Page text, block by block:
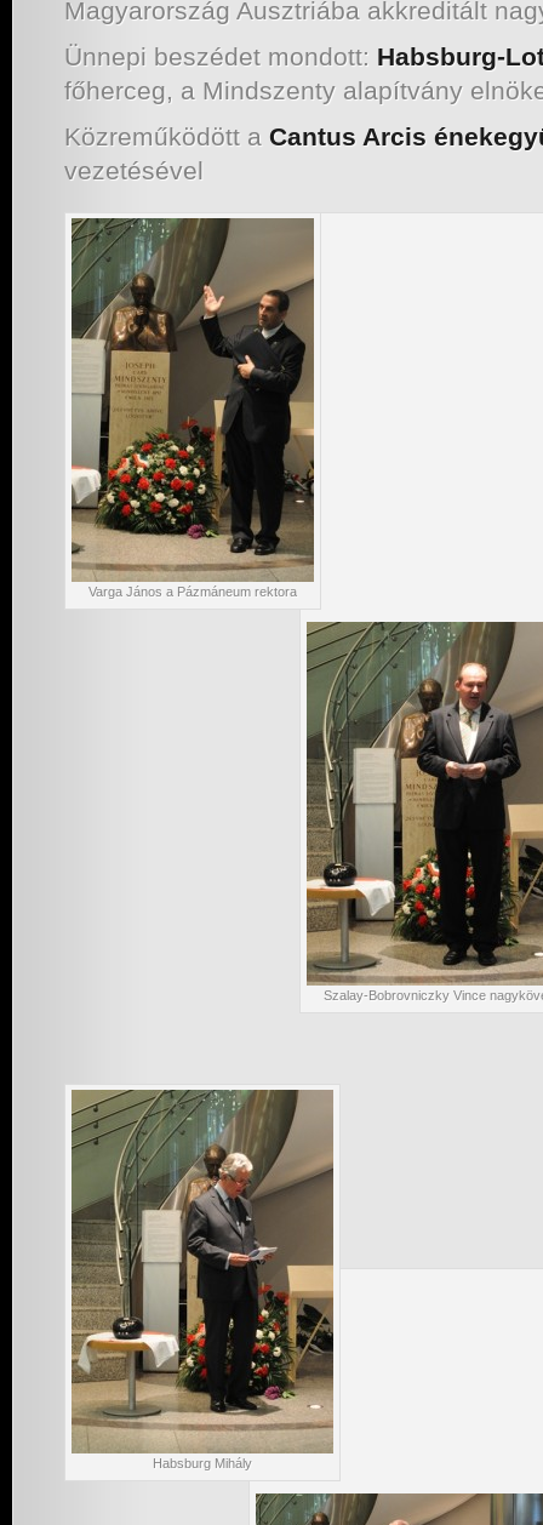
Magyarország Ausztriába akkreditált
Ünnepi beszédet mondott: Habsburg-
főherceg, a Mindszenty alapítvány
Közreműködött a Cantus Arcis
vezetésével
Varga János a Pázmáneum rektora
Szalay-Bobrovniczky Vince
Habsburg Mihály